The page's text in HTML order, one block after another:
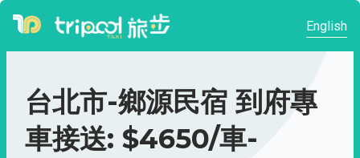
English
台北市-鄉源民宿 到府專
車接送: $4650/車-